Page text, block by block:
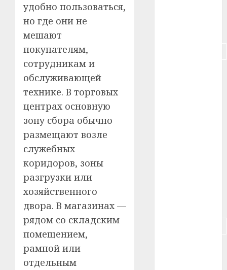
удобно пользоваться,
но где они не
мешают
покупателям,
сотрудникам и
обслуживающей
технике. В торговых
центрах основную
зону сбора обычно
размещают возле
служебных
коридоров, зоны
разгрузки или
хозяйственного
двора. В магазинах —
рядом со складским
помещением,
рампой или
отдельным